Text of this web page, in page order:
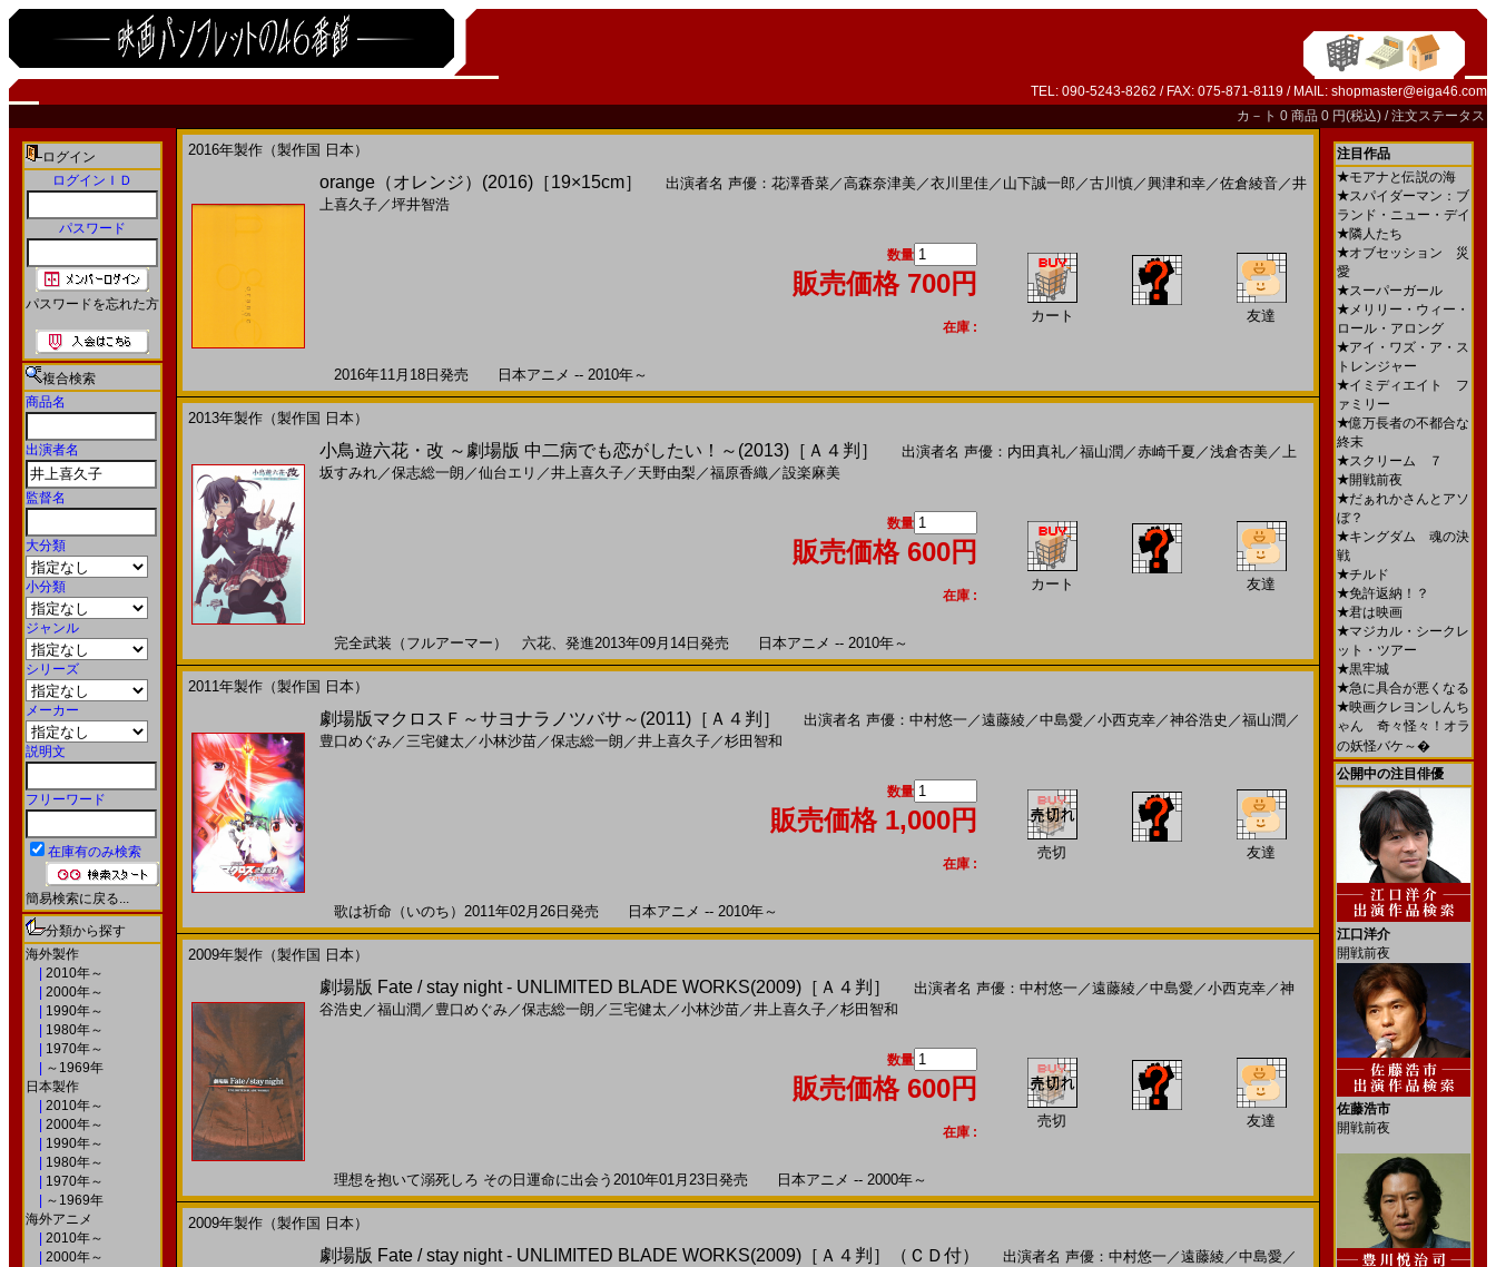
TEL: 090-5243-8262 / FAX: 075-871-8119 / MAIL: shopmaster@eiga46.com
カ－ト 0 商品 0 円(税込) /注文ステータス
ログイン
ログインＩＤ
パスワード
パスワードを忘れた方
複合検索
商品名
出演者名
監督名
大分類
小分類
ジャンル
シリーズ
メーカー
説明文
フリーワード
在庫有のみ検索
簡易検索に戻る...
分類から探す
海外製作
2010年～
2000年～
1990年～
1980年～
1970年～
～1969年
日本製作
2010年～
2000年～
1990年～
1980年～
1970年～
～1969年
海外アニメ
2010年～
2000年～
2016年製作（製作国 日本）
orange（オレンジ）(2016)［19×15cm］ 出演者名 声優：花澤香菜／高森奈津美／衣川里佳／ 山下誠一郎 ／古川慎／興津和幸／佐倉綾音／井
上喜久子／坪井智浩
数量
販売価格 700円
在庫 :
カート 友達
2016年11月18日発売 日本アニメ -- 2010年～
2013年製作（製作国 日本）
小鳥遊六花・改 ～劇場版 中二病でも恋がしたい！～(2013)［Ａ４判］ 出演者名 声優：内田真礼／福山潤 ／赤崎千夏 ／浅倉杏美／上
坂すみれ／保志総一朗 ／仙台エリ ／井上喜久子／ 天野由梨 ／福原香織／設楽麻美
数量
販売価格 600円
在庫 :
カート 友達
完全武装（フルアーマー） 六花、発進2013年09月14日発売 日本アニメ -- 2010年～
2011年製作（製作国 日本）
劇場版マクロスＦ～サヨナラノツバサ～(2011)［Ａ４判］ 出演者名 声優：中村悠一 ／遠藤綾／中島愛／小西克幸／神谷浩史 ／福山潤 ／
豊口めぐみ／三宅健太 ／小林沙苗／保志総一朗 ／井上喜久子／杉田智和
数量
販売価格 1,000円
在庫 :
売切 友達
歌は祈命（いのち）2011年02月26日発売 日本アニメ -- 2010年～
2009年製作（製作国 日本）
劇場版 Fate / stay night - UNLIMITED BLADE WORKS(2009)［Ａ４判］ 出演者名 声優：中村悠一 ／遠藤綾／中島愛／小西克幸／神
谷浩史 ／福山潤 ／ 豊口めぐみ／保志総一朗 ／三宅健太 ／小林沙苗／井上喜久子／杉田智和
数量
販売価格 600円
在庫 :
売切 友達
理想を抱いて溺死しろ その日運命に出会う2010年01月23日発売 日本アニメ -- 2000年～
2009年製作（製作国 日本）
劇場版 Fate / stay night - UNLIMITED BLADE WORKS(2009)［Ａ４判］（ＣＤ付） 出演者名 声優：中村悠一 ／遠藤綾／中島愛／
注目作品
★モアナと伝説の海
★スパイダーマン：ブ
ランド・ニュー・デイ
★隣人たち
★オブセッション 災
愛
★スーパーガール
★メリリー・ウィー・
ロール・アロング
★アイ・ワズ・ア・ス
トレンジャー
★イミディエイト フ
ァミリー
★億万長者の不都合な
終末
★スクリーム ７
★開戦前夜
★だぁれかさんとアソ
ぼ？
★キングダム 魂の決
戦
★チルド
★免許返納！？
★君は映画
★マジカル・シークレ
ット・ツアー
★黒牢城
★急に具合が悪くなる
★映画クレヨンしんち
ゃん 奇々怪々！オラ
の妖怪バケ～�
公開中の注目俳優
江口洋介
開戦前夜
佐藤浩市
開戦前夜